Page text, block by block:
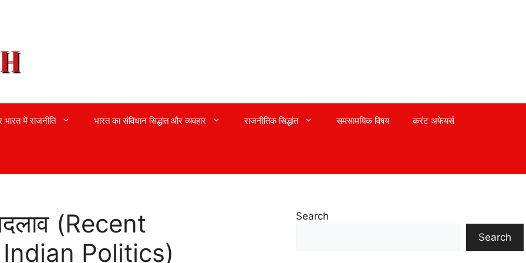
भारत में राजनीति भारत का संविधान सिद्धांत और व्यवहार राजनीतिक सिद्धांत समसामयिक विषय करंट अफेयर्स
(Recent
Politics)
Search
Search